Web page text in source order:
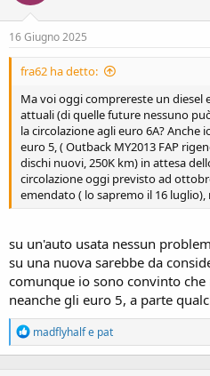
n
:
16 Giugno 2025
fra62 ha detto:
Ma voi oggi comprereste un diesel
attuali (di quelle future nessuno
la circolazione agli euro 6A? Anche
euro 5, ( Outback MY2013 FAP
dischi nuovi, 250K km) in attesa
circolazione oggi previsto ad
emendato ( lo sapremo il 16
su un'auto usata nessun
su una nuova sarebbe da
comunque io sono convinto
neanche gli euro 5, a parte
R
e
a
madflyhalfe pat